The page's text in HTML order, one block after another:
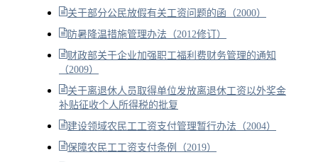
关于部分公民放假有关工资问题的函（2000）
防暑降温措施管理办法（2012修订）
财政部关于企业加强职工福利费财务管理的通知
（2009）
关于离退休人员取得单位发放离退休工资以外奖金
补贴征收个人所得税的批复
建设领域农民工工资支付管理暂行办法（2004）
保障农民工工资支付条例（2019）